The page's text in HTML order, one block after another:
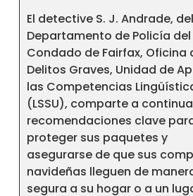
El detective S. J. Andrade, del
Departamento de Policía del
Condado de Fairfax, Oficina
Delitos Graves, Unidad de
las Competencias
(LSSU), comparte a
recomendaciones clave
proteger sus paquetes y
asegurarse de que sus
navideñas lleguen de
segura a su hogar o a un